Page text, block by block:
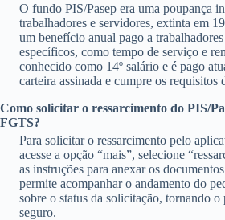
O fundo PIS/Pasep era uma poupança
trabalhadores e servidores, extinta em
um benefício anual pago a
específicos, como tempo de serviço e
conhecido como 14º salário e é pago
carteira assinada e cumpre os requisitos
Como solicitar o ressarcimento do PIS/
FGTS?
Para solicitar o ressarcimento pelo
acesse a opção “mais”, selecione
as instruções para anexar os
permite acompanhar o andamento do
sobre o status da solicitação, tornando o
seguro.